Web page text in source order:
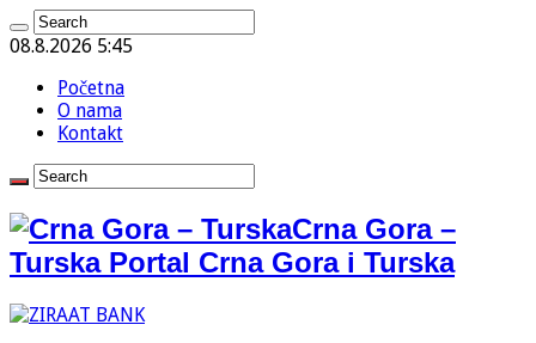
08.8.2026 5:45
Početna
O nama
Kontakt
Crna Gora –
Turska Portal Crna Gora i Turska